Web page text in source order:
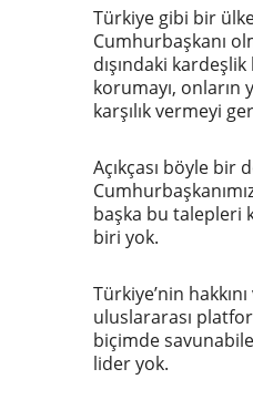
Türkiye gibi bir
Cumhurbaşkanı
dışındaki kardeşlik
korumayı, onların
karşılık vermeyi
Açıkçası böyle bir
başka bu talepleri
biri yok.
Türkiye’nin
uluslararası
biçimde
lider yok.